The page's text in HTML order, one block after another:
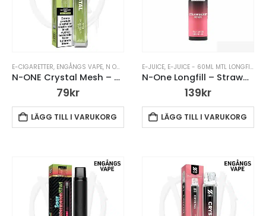
E-CIGARETTER, ENGÅNGS VAPE, N ONE CRYSTAL MESH ENGÅNGSVAPE ,VAPE PENNA
N-ONE Crystal Mesh – Sour Watermelon Kiwi – Engångsvape
79kr
LÄGG TILL I VARUKORG
E-JUICE, E-JUICE - 60ML MTL LONGFILL
N-One Longfill – Strawberry Kiwi
139kr
LÄGG TILL I VARUKORG